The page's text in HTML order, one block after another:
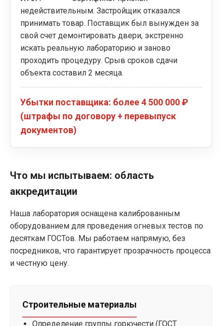
недействительным. Застройщик отказался
принимать товар. Поставщик был вынужден за
свой счет демонтировать двери, экстренно
искать реальную лабораторию и заново
проходить процедуру. Срыв сроков сдачи
объекта составил 2 месяца.
Убытки поставщика: более 4 500 000 ₽
(штрафы по договору + перевыпуск
документов)
Что мы испытываем: область
аккредитации
Наша лаборатория оснащена калиброванным
оборудованием для проведения огневых тестов по
десяткам ГОСТов. Мы работаем напрямую, без
посредников, что гарантирует прозрачность процесса
и честную цену.
Строительные материалы
Определение группы горючести (ГОСТ